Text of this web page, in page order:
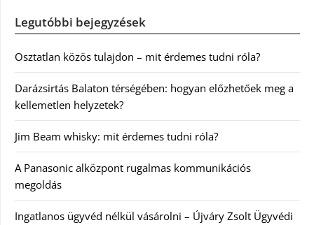
Legutóbbi bejegyzések
Osztatlan közös tulajdon – mit érdemes tudni róla?
Darázsirtás Balaton térségében: hogyan előzhetőek meg a
kellemetlen helyzetek?
Jim Beam whisky: mit érdemes tudni róla?
A Panasonic alközpont rugalmas kommunikációs
megoldás
Ingatlanos ügyvéd nélkül vásárolni – Újváry Zsolt Ügyvédi